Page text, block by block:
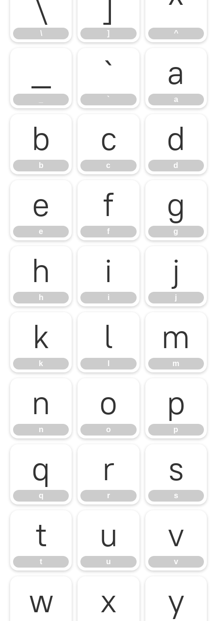
\ ] ^
`
`
a
a
b
b
c
c
d
d
e
e
f
f
g
g
h
h
i
i
j
j
k
k
l m
m
n
n
o
o
p
p
q
q
r
r
s
s
t
t
u
u
v
v
w x y